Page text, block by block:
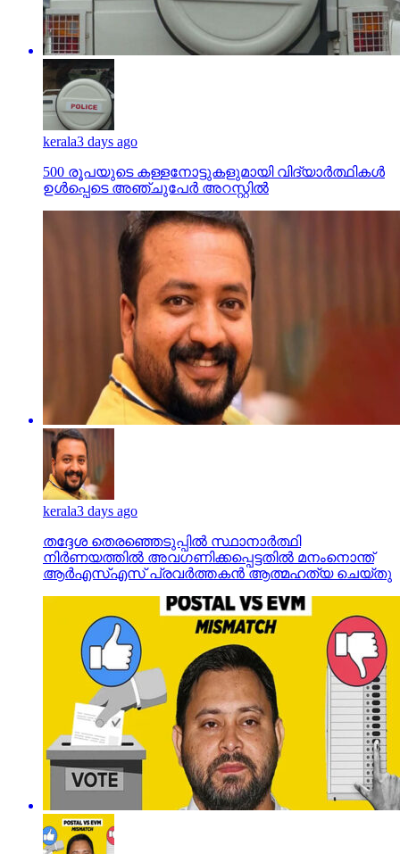
kerala3 days ago
500 രൂപയുടെ കള്ളനോട്ടുകളുമായി വിദ്യാര്‍ത്ഥികള്‍
ഉള്‍പ്പെടെ അഞ്ചുപേര്‍ അറസ്റ്റില്‍
kerala3 days ago
തദ്ദേശ തെരഞ്ഞെടുപ്പില്‍ സ്ഥാനാര്‍ത്ഥി
നിര്‍ണയത്തില്‍ അവഗണിക്കപ്പെട്ടതില്‍ മനംനൊന്ത്
ആര്‍എസ്എസ് പ്രവര്‍ത്തകന്‍ ആത്മഹത്യ ചെയ്തു